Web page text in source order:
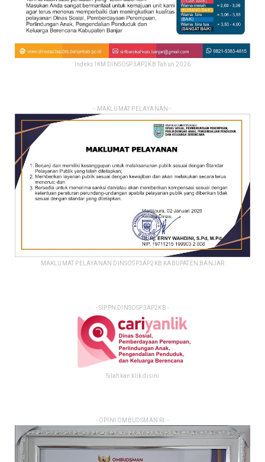
Indeks IKM DINSOSP3AP2KB Tahun 2026
- MAKLUMAT PELAYANAN -
MAKLUMAT PELAYANAN DINSOSP3AP2KB KABUPATEN BANJAR
- SIPPN DINSOSP3AP2KB -
Silahkan klik disini
- OPINI OMBUDSMAN RI: -